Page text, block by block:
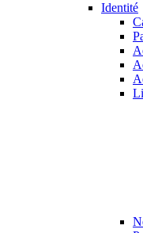
Identité